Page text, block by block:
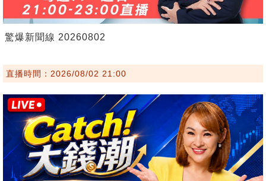
驚爆新聞線 20260802
直播時間：2026/08/02 21:00